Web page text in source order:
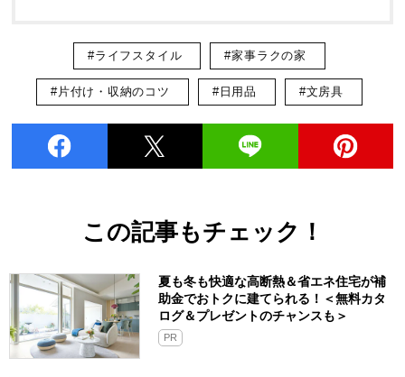
#ライフスタイル #家事ラクの家
#片付け・収納のコツ #日用品 #文房具
この記事もチェック！
夏も冬も快適な高断熱＆省エネ住宅が補
助金でおトクに建てられる！＜無料カタ
ログ＆プレゼントのチャンスも＞
PR